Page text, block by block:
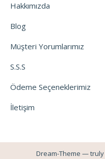
Hakkımızda
Blog
Müşteri Yorumlarımız
S.S.S
Ödeme Seçeneklerimiz
İletişim
Dream-Theme — truly